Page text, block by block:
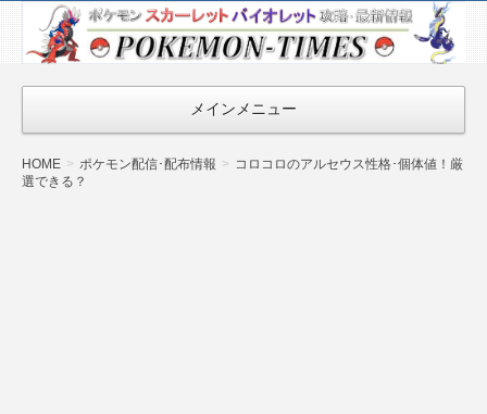
ポケモン最新
情報まとめ
『POKEMON-
TIMES』
メインメニュー
HOME ポケモン配信･配布情報
コロコロのアルセウス性格･個体値！厳
選できる？